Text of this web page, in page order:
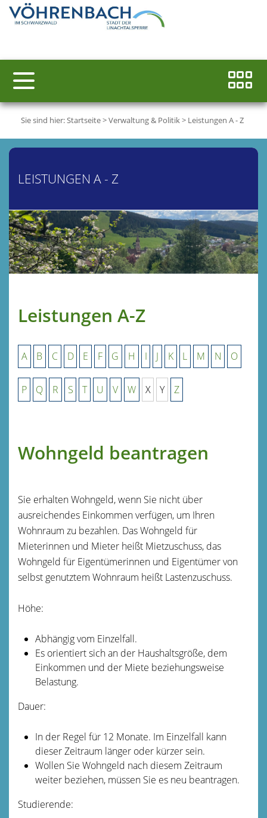
Sie sind hier:Startseite>Verwaltung & Politik> Leistungen A - Z
LEISTUNGEN A - Z
Leistungen A-Z
A B C D E F G H I J K L M N O
P Q R S T U V W X Y Z
Wohngeld beantragen
Sie erhalten Wohngeld, wenn Sie nicht über
ausreichendes Einkommen verfügen, um Ihren
Wohnraum zu bezahlen. Das Wohngeld für
Mieterinnen und Mieter heißt Mietzuschuss, das
Wohngeld für Eigentümerinnen und Eigentümer von
selbst genutztem Wohnraum heißt Lastenzuschuss.
Höhe:
Abhängig vom Einzelfall.
Es orientiert sich an der Haushaltsgröße, dem
Einkommen und der Miete beziehungsweise
Belastung.
Dauer:
In der Regel für 12 Monate. Im Einzelfall kann
dieser Zeitraum länger oder kürzer sein.
Wollen Sie Wohngeld nach diesem Zeitraum
weiter beziehen, müssen Sie es neu beantragen.
Studierende: